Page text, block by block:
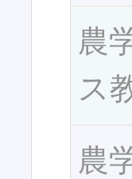
農
ス
農